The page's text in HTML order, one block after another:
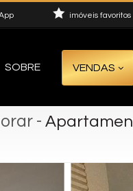
imóveis favoritos
SOBRE VENDAS
-